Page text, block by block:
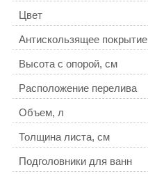
Цвет
Антискользящее покрытие
Высота с опорой, см
Расположение перелива
Объем, л
Толщина листа, см
Подголовники для ванн